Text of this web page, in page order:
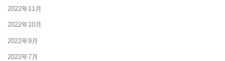
2022年11月
2022年10月
2022年9月
2022年7月